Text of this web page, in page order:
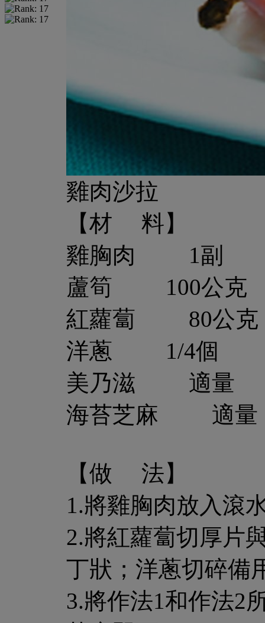
雞肉沙拉
【材 料】
雞胸肉 1副
蘆筍 100公克
紅蘿蔔 80公克
洋蔥 1/4個
美乃滋 適量
海苔芝麻 適量
【做 法】
1.將雞胸肉放入滾
2.將紅蘿蔔切厚片
丁狀；洋蔥切碎備
3.將作法1和作法2